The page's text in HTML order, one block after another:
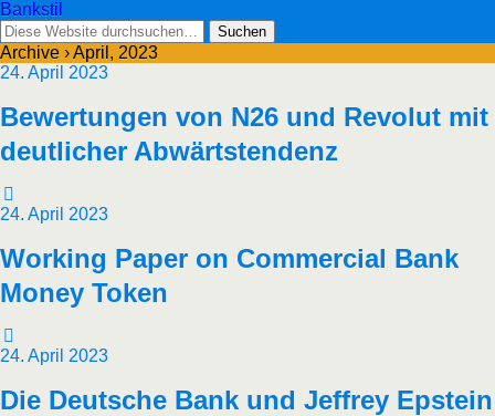
Bankstil
Archive › April, 2023
24. April 2023
Bewer­tun­gen von N26 und Revo­lut mit
deut­li­cher Abwärtstendenz
24. April 2023
Working Paper on Com­mer­cial Bank
Money Token
24. April 2023
Die Deut­sche Bank und Jef­frey Epstein